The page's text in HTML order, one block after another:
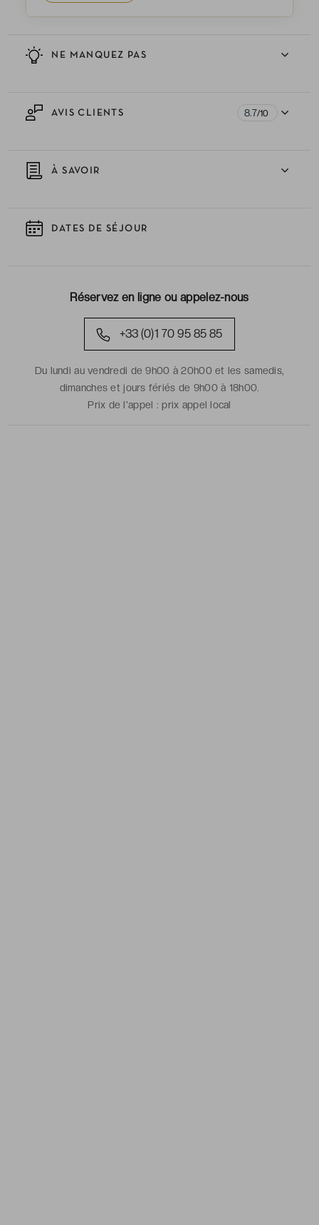
NE MANQUEZ PAS
AVIS CLIENTS 8.7/10
À SAVOIR
DATES DE SÉJOUR
Réservez en ligne ou appelez-nous
+33 (0)1 70 95 85 85
Du lundi au vendredi de 9h00 à 20h00 et les samedis,
dimanches et jours fériés de 9h00 à 18h00.
Prix de l'appel :prix appel local